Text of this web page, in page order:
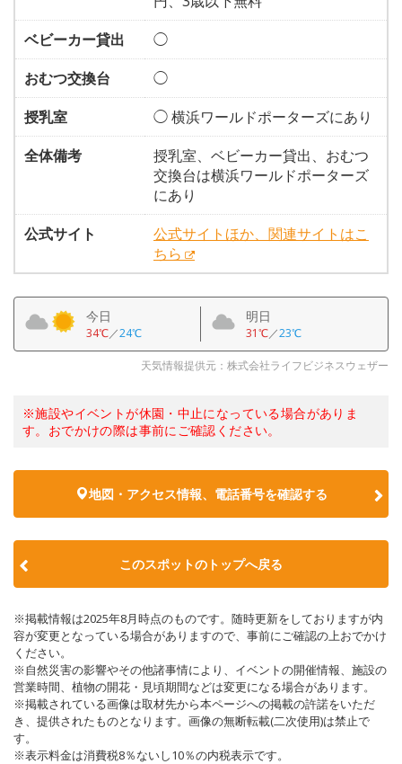
ベビーカー貸出
◯
おむつ交換台
◯
授乳室
◯ 横浜ワールドポーターズにあり
全体備考
授乳室、ベビーカー貸出、おむつ
交換台は横浜ワールドポーターズ
にあり
公式サイト
公式サイトほか、関連サイトはこ
ちら
今日
34℃／24℃
明日
31℃／23℃
天気情報提供元：株式会社ライフビジネスウェザー
※施設やイベントが休園・中止になっている場合がありま
す。おでかけの際は事前にご確認ください。
地図・アクセス情報、電話番号を確認する
このスポットのトップへ戻る
※掲載情報は2025年8月時点のものです。随時更新をしておりますが内
容が変更となっている場合がありますので、事前にご確認の上おでかけ
ください。
※自然災害の影響やその他諸事情により、イベントの開催情報、施設の
営業時間、植物の開花・見頃期間などは変更になる場合があります。
※掲載されている画像は取材先から本ページへの掲載の許諾をいただ
き、提供されたものとなります。画像の無断転載(二次使用)は禁止で
す。
※表示料金は消費税8％ないし10％の内税表示です。